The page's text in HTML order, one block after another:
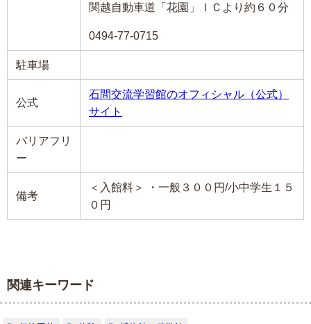
関越自動車道「花園」ＩＣより約６０分
0494-77-0715
駐車場
公式
石間交流学習館のオフィシャル（公式）
サイト
バリアフリ
ー
備考
＜入館料＞ ・一般３００円/小中学生１５
０円
関連キーワード